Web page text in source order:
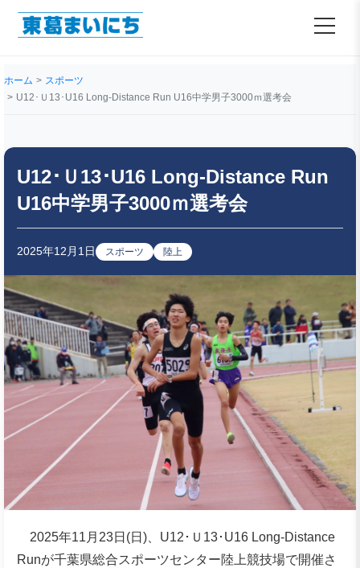
ホーム
スポーツ
U12･Ｕ13･U16 Long-Distance Run U16中学男子3000ｍ選考会
U12･Ｕ13･U16 Long-Distance Run
U16中学男子3000ｍ選考会
2025年12月1日 スポーツ 陸上
2025年11月23日(日)、U12･Ｕ13･U16 Long-Distance
Runが千葉県総合スポーツセンター陸上競技場で開催さ